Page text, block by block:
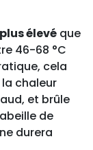
élevé que
46-68 °C
cela
chaleur
et brûle
de
durera